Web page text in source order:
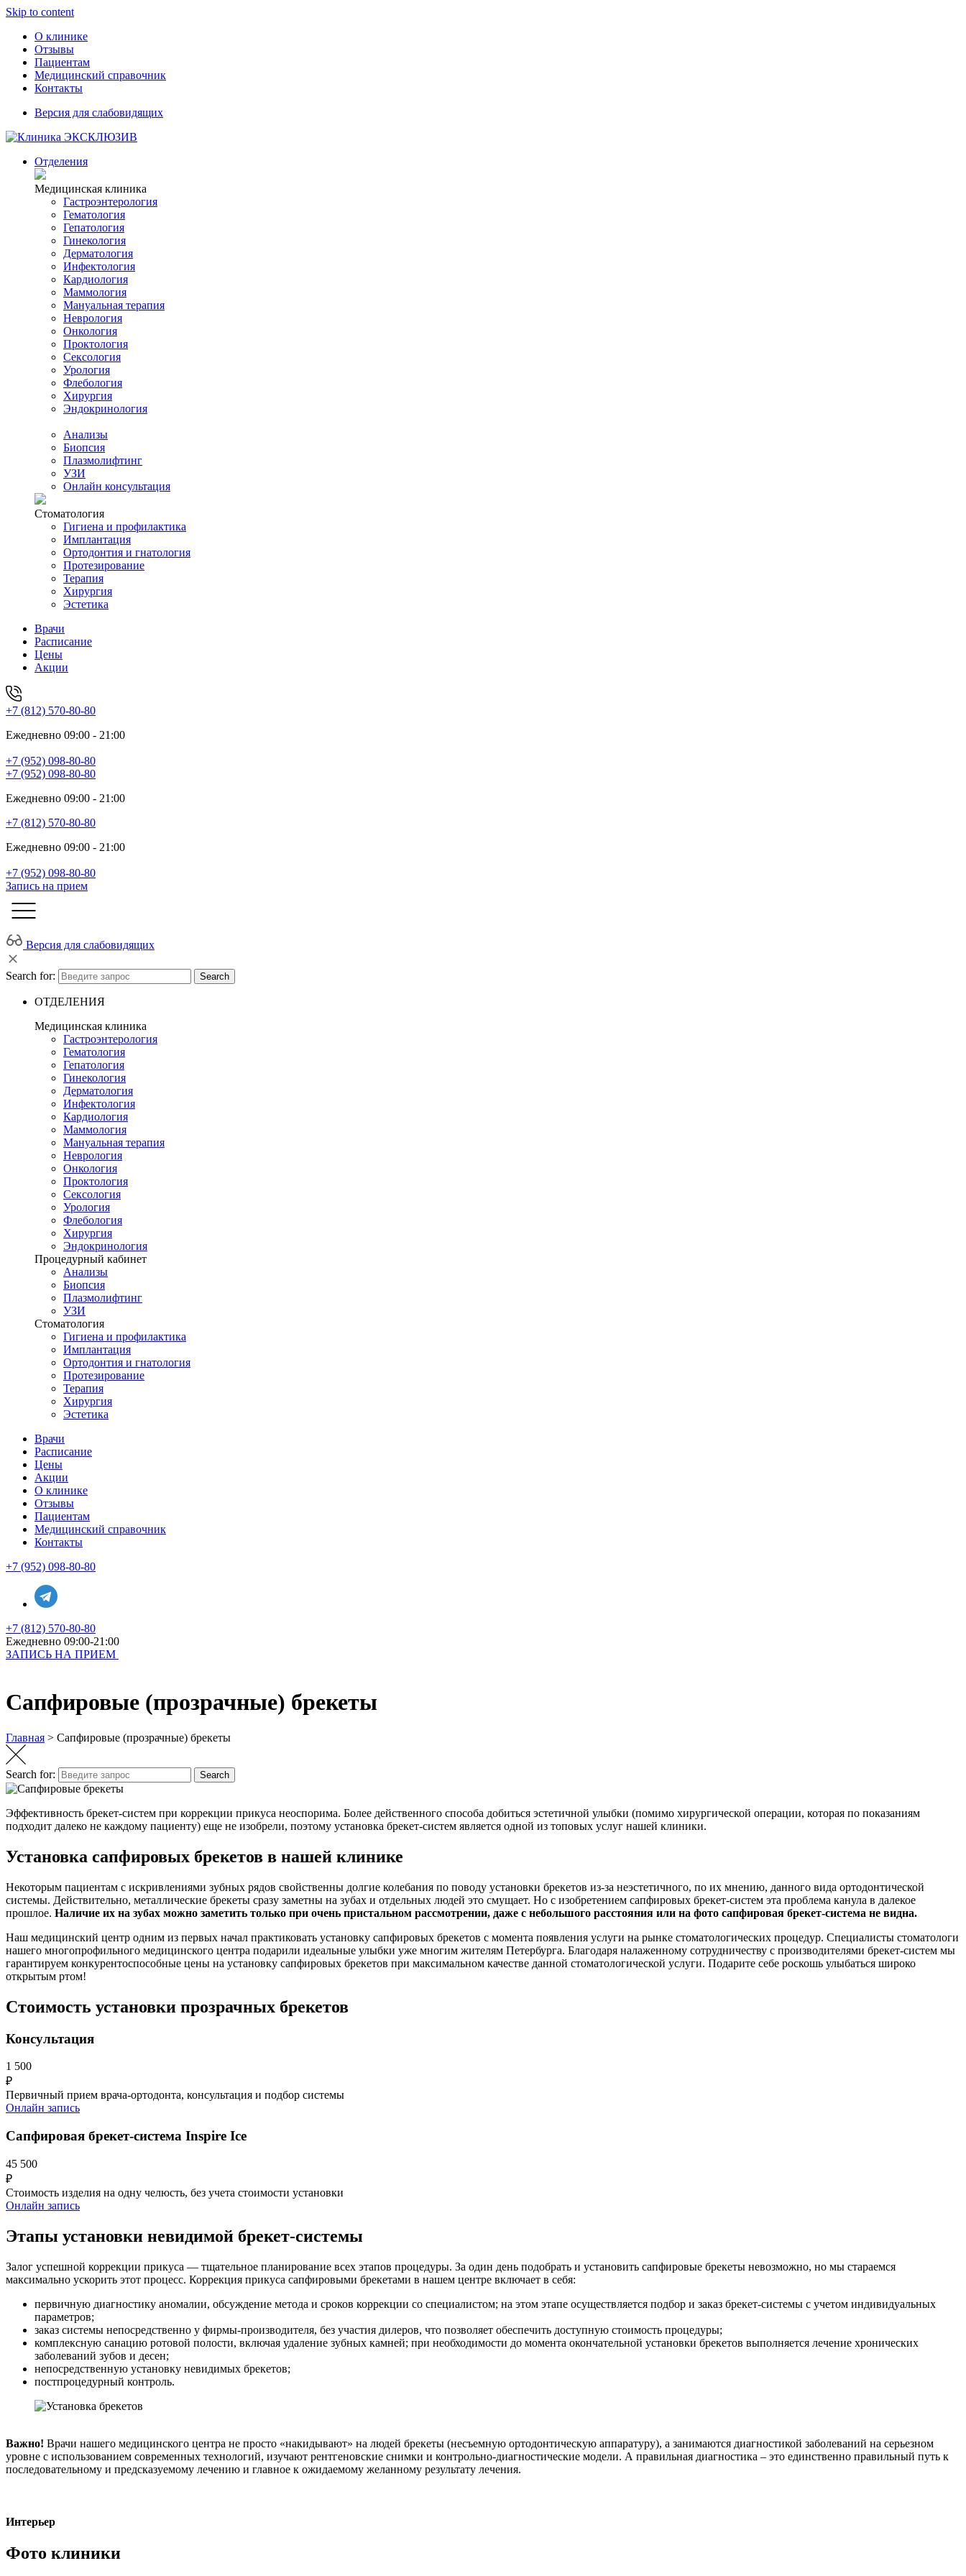
Skip to content
О клинике
Отзывы
Пациентам
Медицинский справочник
Контакты
Версия для слабовидящих
Отделения
Медицинская клиника
Гастроэнтерология
Гематология
Гепатология
Гинекология
Дерматология
Инфектология
Кардиология
Маммология
Мануальная терапия
Неврология
Онкология
Проктология
Сексология
Урология
Флебология
Хирургия
Эндокринология
Анализы
Биопсия
Плазмолифтинг
УЗИ
Онлайн консультация
Стоматология
Гигиена и профилактика
Имплантация
Ортодонтия и гнатология
Протезирование
Терапия
Хирургия
Эстетика
Врачи
Расписание
Цены
Акции
+7 (812) 570-80-80
Ежедневно 09:00 - 21:00
+7 (952) 098-80-80
+7 (952) 098-80-80
Ежедневно 09:00 - 21:00
+7 (812) 570-80-80
Ежедневно 09:00 - 21:00
+7 (952) 098-80-80
Запись на прием
Версия для слабовидящих
Search for: Search
ОТДЕЛЕНИЯ
Медицинская клиника
Гастроэнтерология
Гематология
Гепатология
Гинекология
Дерматология
Инфектология
Кардиология
Маммология
Мануальная терапия
Неврология
Онкология
Проктология
Сексология
Урология
Флебология
Хирургия
Эндокринология
Процедурный кабинет
Анализы
Биопсия
Плазмолифтинг
УЗИ
Стоматология
Гигиена и профилактика
Имплантация
Ортодонтия и гнатология
Протезирование
Терапия
Хирургия
Эстетика
Врачи
Расписание
Цены
Акции
О клинике
Отзывы
Пациентам
Медицинский справочник
Контакты
+7 (952) 098-80-80
+7 (812) 570-80-80
Ежедневно 09:00-21:00
ЗАПИСЬ НА ПРИЕМ
Сапфировые (прозрачные) брекеты
Главная > Сапфировые (прозрачные) брекеты
Search for: Search
Эффективность брекет-систем при коррекции прикуса неоспорима. Более действенного способа добиться эстетичной улыбки (помимо хирургической операции, которая по показаниям
подходит далеко не каждому пациенту) еще не изобрели, поэтому установка брекет-систем является одной из топовых услуг нашей клиники.
Установка сапфировых брекетов в нашей клинике
Некоторым пациентам с искривлениями зубных рядов свойственны долгие колебания по поводу установки брекетов из-за неэстетичного, по их мнению, данного вида ортодонтической
системы. Действительно, металлические брекеты сразу заметны на зубах и отдельных людей это смущает. Но с изобретением сапфировых брекет-систем эта проблема канула в далекое
прошлое. Наличие их на зубах можно заметить только при очень пристальном рассмотрении, даже с небольшого расстояния или на фото сапфировая брекет-система не видна.
Наш медицинский центр одним из первых начал практиковать установку сапфировых брекетов с момента появления услуги на рынке стоматологических процедур. Специалисты стоматологи
нашего многопрофильного медицинского центра подарили идеальные улыбки уже многим жителям Петербурга. Благодаря налаженному сотрудничеству с производителями брекет-систем мы
гарантируем конкурентоспособные цены на установку сапфировых брекетов при максимальном качестве данной стоматологической услуги. Подарите себе роскошь улыбаться широко
открытым ртом!
Стоимость установки прозрачных брекетов
Консультация
1 500
₽
Первичный прием врача-ортодонта, консультация и подбор системы
Онлайн запись
Сапфировая брекет-система Inspire Ice
45 500
₽
Стоимость изделия на одну челюсть, без учета стоимости установки
Онлайн запись
Этапы установки невидимой брекет-системы
Залог успешной коррекции прикуса — тщательное планирование всех этапов процедуры. За один день подобрать и установить сапфировые брекеты невозможно, но мы стараемся
максимально ускорить этот процесс. Коррекция прикуса сапфировыми брекетами в нашем центре включает в себя:
первичную диагностику аномалии, обсуждение метода и сроков коррекции со специалистом; на этом этапе осуществляется подбор и заказ брекет-системы с учетом индивидуальных
параметров;
заказ системы непосредственно у фирмы-производителя, без участия дилеров, что позволяет обеспечить доступную стоимость процедуры;
комплексную санацию ротовой полости, включая удаление зубных камней; при необходимости до момента окончательной установки брекетов выполняется лечение хронических
заболеваний зубов и десен;
непосредственную установку невидимых брекетов;
постпроцедурный контроль.
Важно! Врачи нашего медицинского центра не просто «накидывают» на людей брекеты (несъемную ортодонтическую аппаратуру), а занимаются диагностикой заболеваний на серьезном
уровне с использованием современных технологий, изучают рентгеновские снимки и контрольно-диагностические модели. А правильная диагностика – это единственно правильный путь к
последовательному и предсказуемому лечению и главное к ожидаемому желанному результату лечения.
Интерьер
Фото клиники